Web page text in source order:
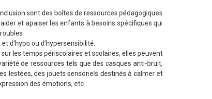
sont des boîtes de ressources pédagogiques
et apaiser les enfants à besoins spécifiques qui
d’hypo ou d’hypersensibilité.
les temps périscolaires et scolaires, elles peuvent
de ressources tels que des casques anti-bruit,
lestées, des jouets sensoriels destinés à calmer et
des émotions, etc.